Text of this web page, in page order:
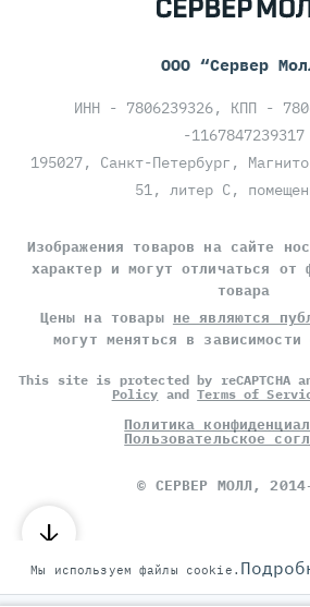
ООО “Сервер
ИНН - 7806239326, КПП -
-1167847239317
195027, Санкт-Петербург,
51, литер С,
Изображения товаров на сайте
характер и могут отличаться от
товара
Цены на товары не являются
могут меняться в
This site is protected by reCAPTCHA
Policy andTerms of
Политика
Пользовательское
© СЕРВЕР МОЛЛ,
Мы используем файлы cookie.